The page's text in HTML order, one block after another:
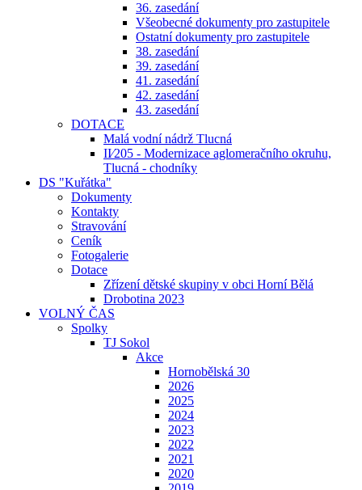
36. zasedání
Všeobecné dokumenty pro zastupitele
Ostatní dokumenty pro zastupitele
38. zasedání
39. zasedání
41. zasedání
42. zasedání
43. zasedání
DOTACE
Malá vodní nádrž Tlucná
II⁄205 - Modernizace aglomeračního okruhu,
Tlucná - chodníky
DS "Kuřátka"
Dokumenty
Kontakty
Stravování
Ceník
Fotogalerie
Dotace
Zřízení dětské skupiny v obci Horní Bělá
Drobotina 2023
VOLNÝ ČAS
Spolky
TJ Sokol
Akce
Hornobělská 30
2026
2025
2024
2023
2022
2021
2020